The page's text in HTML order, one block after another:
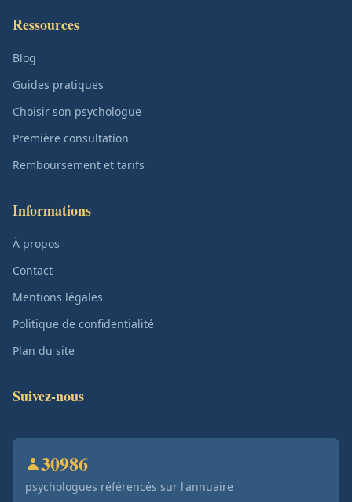
Ressources
Blog
Guides pratiques
Choisir son psychologue
Première consultation
Remboursement et tarifs
Informations
À propos
Contact
Mentions légales
Politique de confidentialité
Plan du site
Suivez-nous
30986
psychologues référencés sur l'annuaire